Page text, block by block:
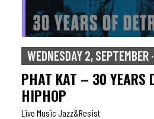
WEDNESDAY 2, SEPTEMBER
PHAT KAT – 30 YEARS
HIPHOP
Live Music Jazz&resist